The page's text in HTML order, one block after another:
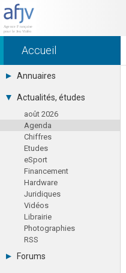
Accueil
Annuaires
Toutes les sociétés (691)
Studios (418)
Editeurs (49)
Distributeurs (16)
Hard. / Accessoires (10)
Middlewares (15)
Prestataires (99)
Assoc. / Syndicats (21)
Formations / Ecoles (46)
Presse spécialisée (17)
Actualités, études
août 2026
Agenda
Chiffres
Etudes
eSport
Financement
Hardware
Juridiques
Vidéos
Librairie
Photographies
RSS
Forums